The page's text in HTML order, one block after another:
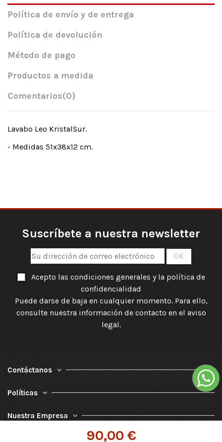
90,00 €
Política de envío y de entrega
Política de devolución
Método de pago
Productos a medida
Comentarios(0)
Lavabo Leo KristalSur.
- Medidas 51x38x12 cm.
Suscríbete a nuestra newsletter
Acepto las condiciones generales y la política de
confidencialidad
Puede darse de baja en cualquier momento. Para ello,
consulte nuestra información de contacto en el aviso
legal.
Contáctanos
Políticas
Nuestra Empresa